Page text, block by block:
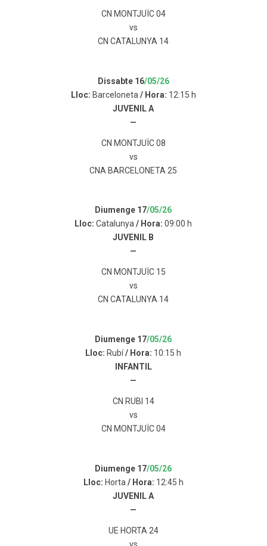
CN MONTJUÏC 04
vs
CN CATALUNYA 14
Dissabte 16/05/26
Lloc: Barceloneta / Hora: 12:15 h
JUVENIL A
—
CN MONTJUÏC 08
vs
CNA BARCELONETA 25
Diumenge 17/05/26
Lloc:Catalunya/ Hora:09:00 h
JUVENIL B
—
CN MONTJUÏC 15
vs
CN CATALUNYA 14
Diumenge 17/05/26
Lloc: Rubí/ Hora: 10:15 h
INFANTIL
—
CN RUBI 14
vs
CN MONTJUÏC 04
Diumenge 17/05/26
Lloc: Horta / Hora: 12:45 h
JUVENIL A
—
UE HORTA 24
vs